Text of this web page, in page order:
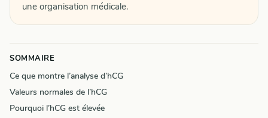
une organisation médicale.
SOMMAIRE
Ce que montre l’analyse d’hCG
Valeurs normales de l’hCG
Pourquoi l’hCG est élevée